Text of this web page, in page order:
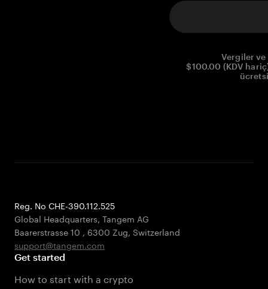
Vergiler
$100.00 (KDV
Reg. No CHE-390.112.525
Global Headquarters, Tangem AG
Baarerstrasse 10 , 6300 Zug, Switzerland
support@tangem.com
Get started
How to start with a crypto